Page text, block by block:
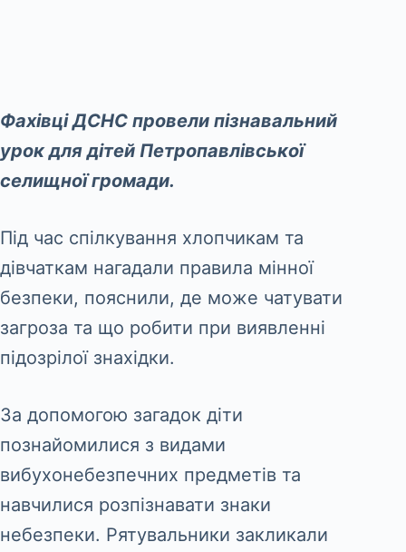
Фахівці ДСНС провели пізнавальний
урок для дітей Петропавлівської
селищної громади.
Під час спілкування хлопчикам та
дівчаткам нагадали правила мінної
безпеки, пояснили, де може чатувати
загроза та що робити при виявленні
підозрілої знахідки.
За допомогою загадок діти
познайомилися з видами
вибухонебезпечних предметів та
навчилися розпізнавати знаки
небезпеки. Рятувальники закликали